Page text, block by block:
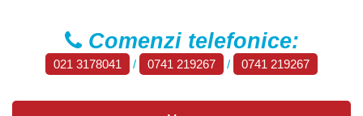
Comenzi telefonice:
021 3178041 / 0741 219267 / 0741 219267